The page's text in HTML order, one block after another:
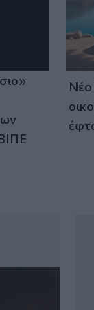
Νέο